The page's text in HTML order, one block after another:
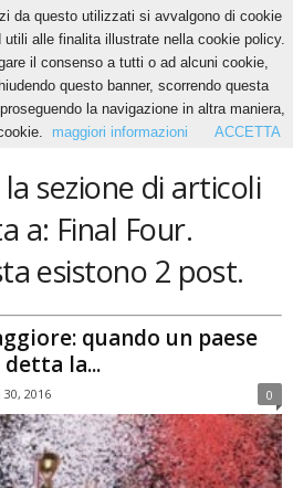
sezione di articoli
a: Final Four.
esistono 2 post.
quando un paese
la...
30, 2016 0
da questo utilizzati si avvalgono di cookie
alle finalita illustrate nella cookie policy.
il consenso a tutti o ad alcuni cookie,
questo banner, scorrendo questa
la navigazione in altra maniera,
maggiori informazioni ACCETTA